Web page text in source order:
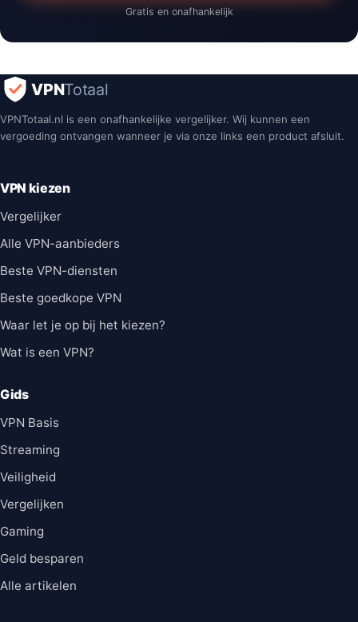
Gratis en onafhankelijk
VPNTotaal
VPNTotaal.nl is een onafhankelijke vergelijker. Wij kunnen een
vergoeding ontvangen wanneer je via onze links een product afsluit.
VPN kiezen
Vergelijker
Alle VPN-aanbieders
Beste VPN-diensten
Beste goedkope VPN
Waar let je op bij het kiezen?
Wat is een VPN?
Gids
VPN Basis
Streaming
Veiligheid
Vergelijken
Gaming
Geld besparen
Alle artikelen